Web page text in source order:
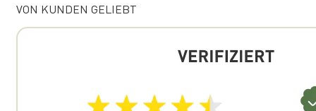
VON KUNDEN GELIEBT